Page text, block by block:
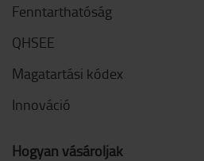
Fenntarthatóság
QHSEE
Magatartási kódex
Innováció
Hogyan vásároljak